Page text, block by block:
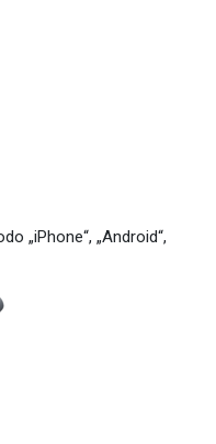
„iPhone“, „Android“,